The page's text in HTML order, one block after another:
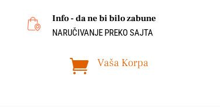
Info - da ne bi bilo zabune
NARUČIVANJE PREKO SAJTA
 Vaša Korpa